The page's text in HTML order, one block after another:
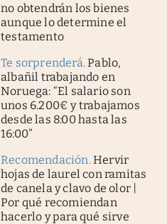
no obtendrán los bienes
aunque lo determine el
testamento
Te sorprenderá.Pablo,
albañil trabajando en
Noruega: “El salario son
unos 6.200€ y trabajamos
desde las 8:00 hasta las
16:00”
Recomendación.Hervir
hojas de laurel con ramitas
de canela y clavo de olor |
Por qué recomiendan
hacerlo y para qué sirve